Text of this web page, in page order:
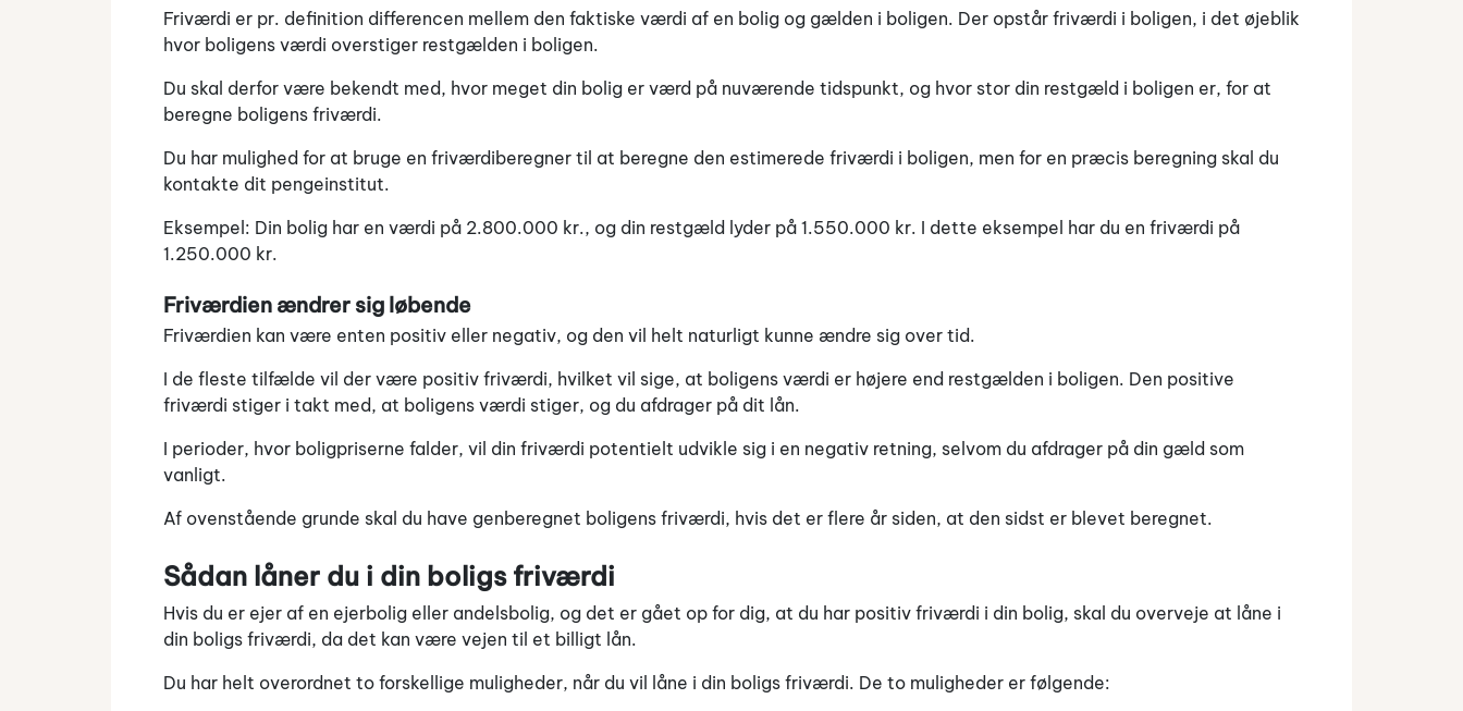
Friværdi er pr. definition differencen mellem den faktiske værdi af en bolig og gælden i boligen. Der opstår friværdi i boligen, i det øjeblik
hvor boligens værdi overstiger restgælden i boligen.
Du skal derfor være bekendt med, hvor meget din bolig er værd på nuværende tidspunkt, og hvor stor din restgæld i boligen er, for at
beregne boligens friværdi.
Du har mulighed for at bruge en friværdiberegner til at beregne den estimerede friværdi i boligen, men for en præcis beregning skal du
kontakte dit pengeinstitut.
Eksempel: Din bolig har en værdi på 2.800.000 kr., og din restgæld lyder på 1.550.000 kr. I dette eksempel har du en friværdi på
1.250.000 kr.
Friværdien ændrer sig løbende
Friværdien kan være enten positiv eller negativ, og den vil helt naturligt kunne ændre sig over tid.
I de fleste tilfælde vil der være positiv friværdi, hvilket vil sige, at boligens værdi er højere end restgælden i boligen. Den positive
friværdi stiger i takt med, at boligens værdi stiger, og du afdrager på dit lån.
I perioder, hvor boligpriserne falder, vil din friværdi potentielt udvikle sig i en negativ retning, selvom du afdrager på din gæld som
vanligt.
Af ovenstående grunde skal du have genberegnet boligens friværdi, hvis det er flere år siden, at den sidst er blevet beregnet.
Sådan låner du i din boligs friværdi
Hvis du er ejer af en ejerbolig eller andelsbolig, og det er gået op for dig, at du har positiv friværdi i din bolig, skal du overveje at låne i
din boligs friværdi, da det kan være vejen til et billigt lån.
Du har helt overordnet to forskellige muligheder, når du vil låne i din boligs friværdi. De to muligheder er følgende: